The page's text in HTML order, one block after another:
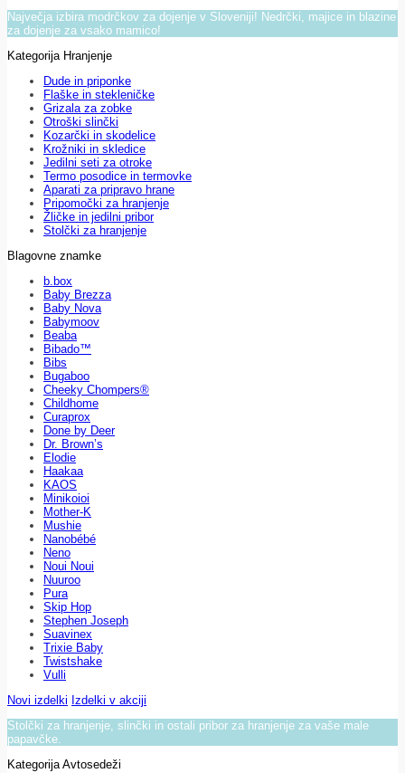
Največja izbira modrčkov za dojenje v Sloveniji! Nedrčki, majice in blazine
za dojenje za vsako mamico!
Kategorija Hranjenje
Dude in priponke
Flaške in stekleničke
Grizala za zobke
Otroški slinčki
Kozarčki in skodelice
Krožniki in skledice
Jedilni seti za otroke
Termo posodice in termovke
Aparati za pripravo hrane
Pripomočki za hranjenje
Žličke in jedilni pribor
Stolčki za hranjenje
Blagovne znamke
b.box
Baby Brezza
Baby Nova
Babymoov
Beaba
Bibado™
Bibs
Bugaboo
Cheeky Chompers®
Childhome
Curaprox
Done by Deer
Dr. Brown’s
Elodie
Haakaa
KAOS
Minikoioi
Mother-K
Mushie
Nanobébé
Neno
Noui Noui
Nuuroo
Pura
Skip Hop
Stephen Joseph
Suavinex
Trixie Baby
Twistshake
Vulli
Novi izdelki Izdelki v akciji
Stolčki za hranjenje, slinčki in ostali pribor za hranjenje za vaše male
papavčke.
Kategorija Avtosedeži